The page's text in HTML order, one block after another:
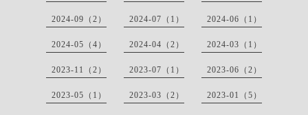
2024-09（2） 2024-07（1） 2024-06（1）
2024-05（4） 2024-04（2） 2024-03（1）
2023-11（2） 2023-07（1） 2023-06（2）
2023-05（1） 2023-03（2） 2023-01（5）